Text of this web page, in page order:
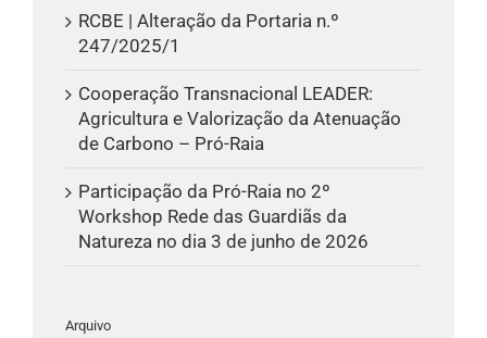
RCBE | Alteração da Portaria n.º
247/2025/1
Cooperação Transnacional LEADER:
Agricultura e Valorização da Atenuação
de Carbono – Pró-Raia
Participação da Pró-Raia no 2º
Workshop Rede das Guardiãs da
Natureza no dia 3 de junho de 2026
Arquivo